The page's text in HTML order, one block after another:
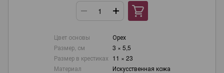
Цвет основы
Орех
Размер, см
3 × 5,5
Размер в крестиках 11 × 23
Материал
Искусственная кожа